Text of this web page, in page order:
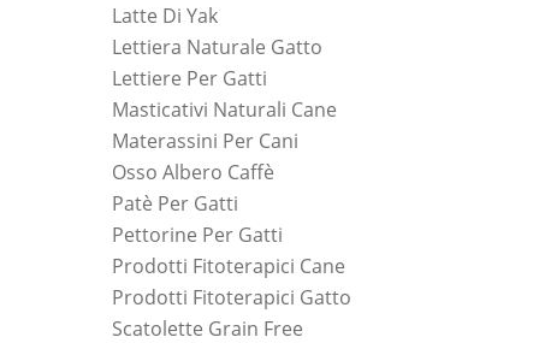
Latte Di Yak
Lettiera Naturale Gatto
Lettiere Per Gatti
Masticativi Naturali Cane
Materassini Per Cani
Osso Albero Caffè
Patè Per Gatti
Pettorine Per Gatti
Prodotti Fitoterapici Cane
Prodotti Fitoterapici Gatto
Scatolette Grain Free